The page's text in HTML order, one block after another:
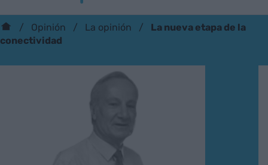
Opinión La opinión
La nueva etapa de la
conectividad